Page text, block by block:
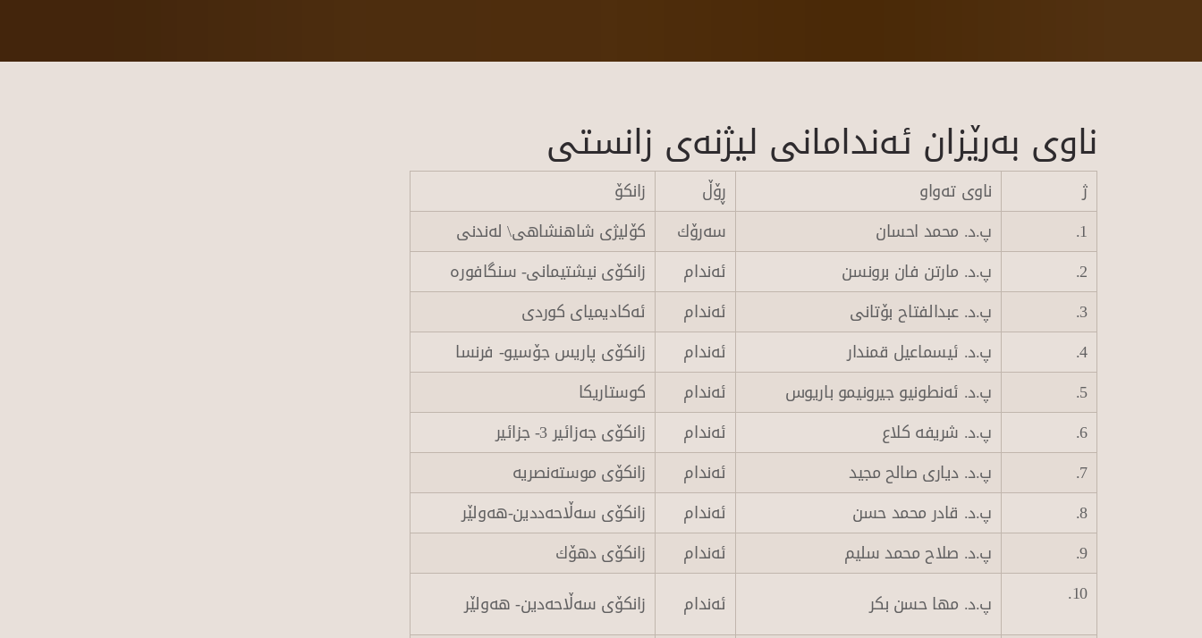
ناوی به‌رێزان ئه‌ندامانی لیژنه‌ی زانستی
ژ ناوی ته‌واو ڕۆڵ
زانكۆ
1.
پ.د. محمد احسان سه‌رۆك
كۆلیژی شاهنشاهی\ لەندنی
2.
پ.د. مارتن فان برونسن ئه‌ندام
زانكۆی نیشتیمانی- سنگافوره‌
3.
پ.د. عبدالفتاح بۆتانی ئەندام
ئەكادیمیای كوردی
4.
پ.د. ئیسماعیل قمندار ئەندام
زانكۆی پاریس جۆسیو- فرنسا
5.
پ.د. ئەنطونیو جیرونیمو باریوس ئەندام
كوستاریكا
6.
پ.د. شریفه‌ كلاع ئەندام
زانكۆی جەزائیر 3- جزائیر
7.
پ.د. دیاری صالح مجید ئەندام
زانكۆی موستەنصریه‌
8.
پ.د. قادر محمد حسن ئەندام
زانكۆی سه‌ڵاحه‌ددین-هه‌ولێر
9.
پ.د. صلاح محمد سلیم ئەندام
زانكۆی دهۆك
10.
پ.د. مها حسن بكر ئەندام
زانكۆی سه‌ڵاحه‌دین- هەولێر